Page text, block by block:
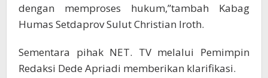
dengan memproses hukum,”tambah Kabag
Humas Setdaprov Sulut Christian Iroth.
Sementara pihak NET. TV melalui Pemimpin
Redaksi Dede Apriadi memberikan klarifikasi.